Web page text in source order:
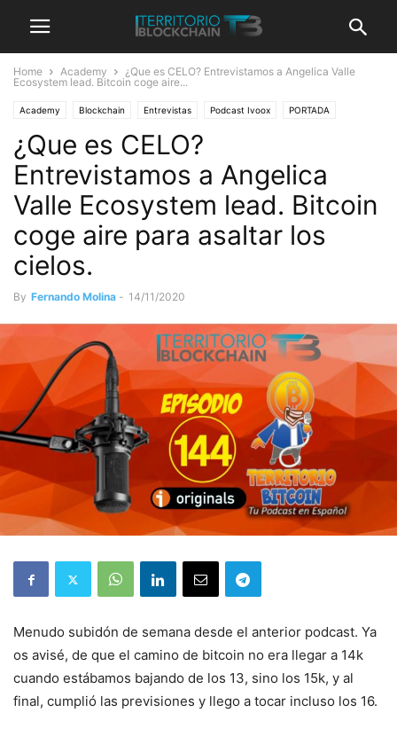
Home Academy
¿Que es CELO? Entrevistamos a Angelica Valle
Ecosystem lead. Bitcoin coge aire...
Academy Blockchain Entrevistas Podcast Ivoox PORTADA
QUE ES Territorio Bitcoin Podcast
¿Que es CELO?
Entrevistamos a Angelica
Valle Ecosystem lead. Bitcoin
coge aire para asaltar los
cielos.
By Fernando Molina - 14/11/2020
Menudo subidón de semana desde el anterior podcast. Ya
os avisé, de que el camino de bitcoin no era llegar a 14k
cuando estábamos bajando de los 13, sino los 15k, y al
final, cumplió las previsiones y llego a tocar incluso los 16.